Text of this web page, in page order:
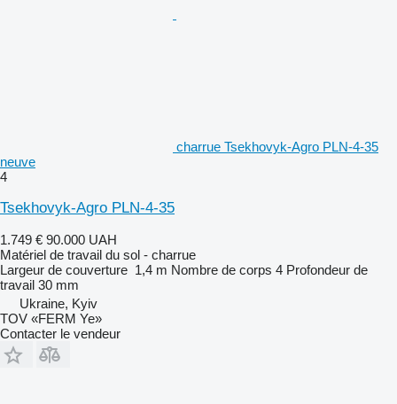
charrue Tsekhovyk-Agro PLN-4-35
neuve
4
Tsekhovyk-Agro PLN-4-35
1.749 € 90.000 UAH
Matériel de travail du sol - charrue
Largeur de couverture 1,4 m Nombre de corps 4 Profondeur de
travail 30 mm
Ukraine, Kyiv
TOV «FERM Ye»
Contacter le vendeur